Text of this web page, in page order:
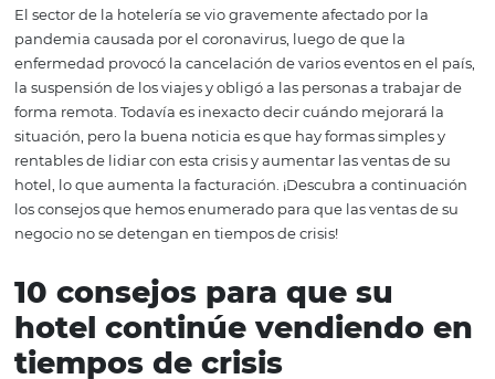
¿Cómo afectan los
tiempos de crisis a las
ventas de su hotel?
El sector de la hotelería se vio gravemente afectado por
pandemia causada por el coronavirus, luego de que la
la suspensión de los viajes y obligó a las personas a
forma remota. Todavía es inexacto decir cuándo
situación, pero la buena noticia es que hay formas
rentables de lidiar con esta crisis y aumentar las ventas